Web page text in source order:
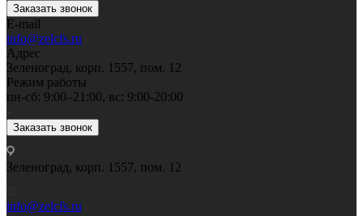
Заказать звонок
E-mail
info@zelcfs.ru
Адрес
Зеленоград, корп. 1557, пом. 12
Режим работы
пн-сб: 9:00–21:00, вс: 9:00-20:00
Заказать звонок
Зеленоград, корп. 1557, пом. 12
info@zelcfs.ru